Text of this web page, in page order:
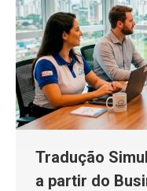
Tradução
a partir do